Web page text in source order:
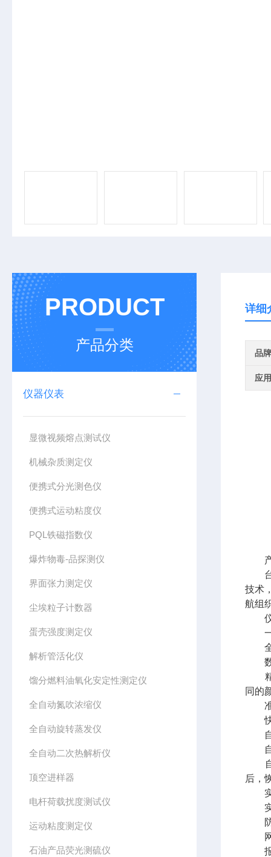
PRODUCT
产品分类
仪器仪表
显微视频熔点测试仪
机械杂质测定仪
便携式分光测色仪
便携式运动粘度仪
PQL铁磁指数仪
爆炸物毒-品探测仪
界面张力测定仪
尘埃粒子计数器
蛋壳强度测定仪
解析管活化仪
馏分燃料油氧化安定性测定仪
全自动氮吹浓缩仪
全自动旋转蒸发仪
全自动二次热解析仪
顶空进样器
电杆荷载扰度测试仪
运动粘度测定仪
石油产品荧光测硫仪
详细
品牌
应
产
台
技术
航组
仪
一
全
数
精
同的
准
快
自
自
自
后，
实
实
防
网
报